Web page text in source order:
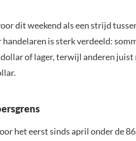
dit weekend als een strijd
is sterk verdeeld:
of lager, terwijl anderen juist
het eerst sinds april onder de